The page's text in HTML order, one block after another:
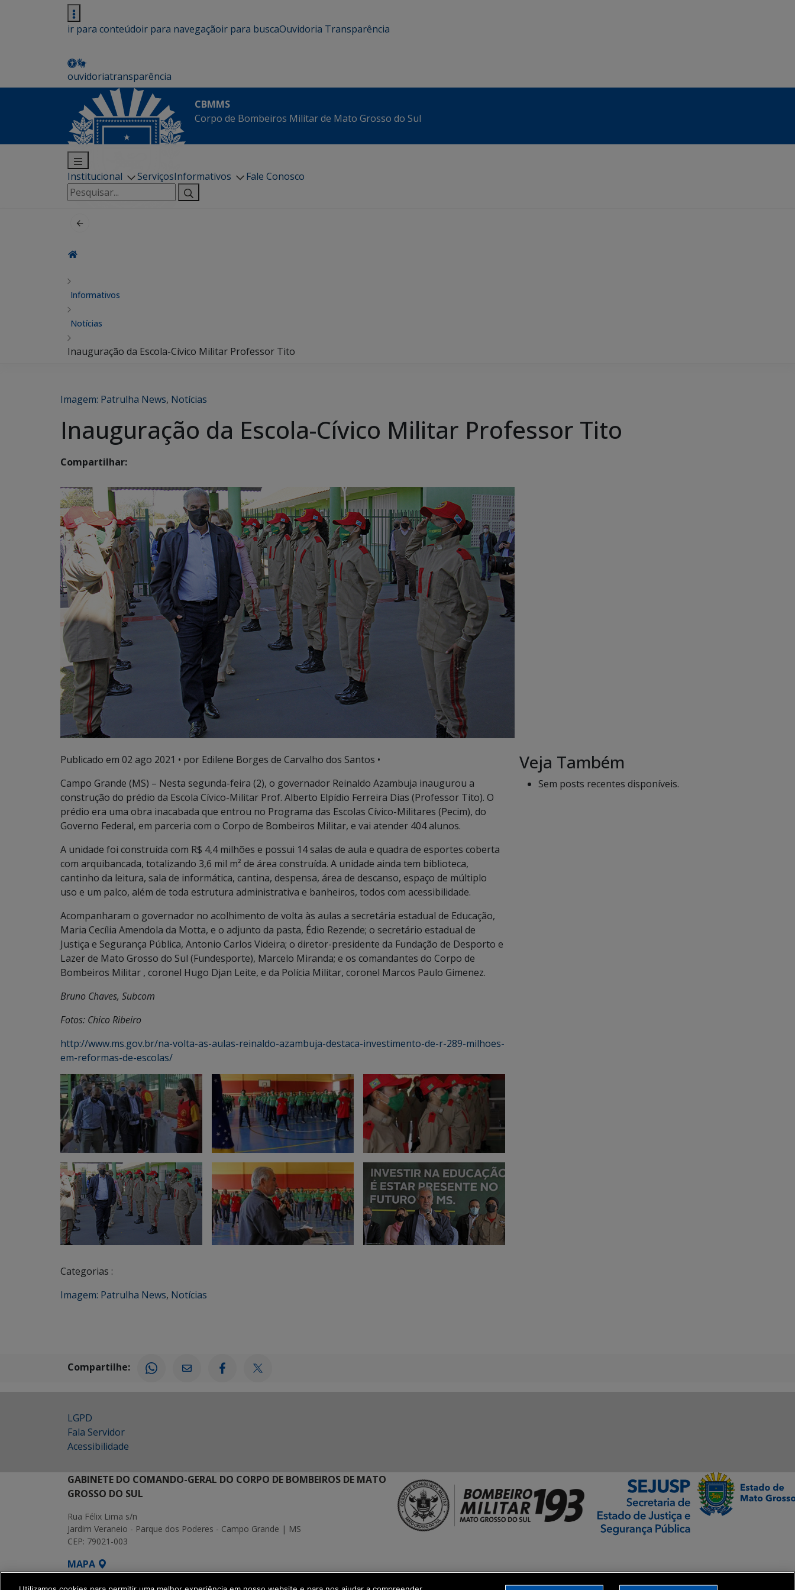
ir para conteúdoir para navegaçãoir para buscaOuvidoria Transparência
ouvidoriatransparência
CBMMS
Corpo de Bombeiros Militar de Mato Grosso do Sul
Institucional ServiçosInformativos
Fale Conosco
Pesquisar
por:
Informativos
Notícias
Inauguração da Escola-Cívico Militar Professor Tito
Imagem: Patrulha News, Notícias
Inauguração da Escola-Cívico Militar Professor Tito
Compartilhar:
Publicado em 02 ago 2021 • por Edilene Borges de Carvalho dos Santos •
Campo Grande (MS) – Nesta segunda-feira (2), o governador Reinaldo Azambuja inaugurou a
construção do prédio da Escola Cívico-Militar Prof. Alberto Elpídio Ferreira Dias (Professor Tito). O
prédio era uma obra inacabada que entrou no Programa das Escolas Cívico-Militares (Pecim), do
Governo Federal, em parceria com o Corpo de Bombeiros Militar, e vai atender 404 alunos.
A unidade foi construída com R$ 4,4 milhões e possui 14 salas de aula e quadra de esportes coberta
com arquibancada, totalizando 3,6 mil m² de área construída. A unidade ainda tem biblioteca,
cantinho da leitura, sala de informática, cantina, despensa, área de descanso, espaço de múltiplo
uso e um palco, além de toda estrutura administrativa e banheiros, todos com acessibilidade.
Acompanharam o governador no acolhimento de volta às aulas a secretária estadual de Educação,
Maria Cecília Amendola da Motta, e o adjunto da pasta, Édio Rezende; o secretário estadual de
Justiça e Segurança Pública, Antonio Carlos Videira; o diretor-presidente da Fundação de Desporto e
Lazer de Mato Grosso do Sul (Fundesporte), Marcelo Miranda; e os comandantes do Corpo de
Bombeiros Militar , coronel Hugo Djan Leite, e da Polícia Militar, coronel Marcos Paulo Gimenez.
Bruno Chaves, Subcom
Fotos: Chico Ribeiro
http://www.ms.gov.br/na-volta-as-aulas-reinaldo-azambuja-destaca-investimento-de-r-289-milhoes-
em-reformas-de-escolas/
Categorias :
Imagem: Patrulha News, Notícias
Veja Também
Sem posts recentes disponíveis.
Compartilhe:
LGPD
Fala Servidor
Acessibilidade
GABINETE DO COMANDO-GERAL DO CORPO DE BOMBEIROS DE MATO
GROSSO DO SUL
Rua Félix Lima s/n
Jardim Veraneio - Parque dos Poderes - Campo Grande | MS
CEP: 79021-003
MAPA
SETDIG | Secretaria-Executiva de Transformação Digital